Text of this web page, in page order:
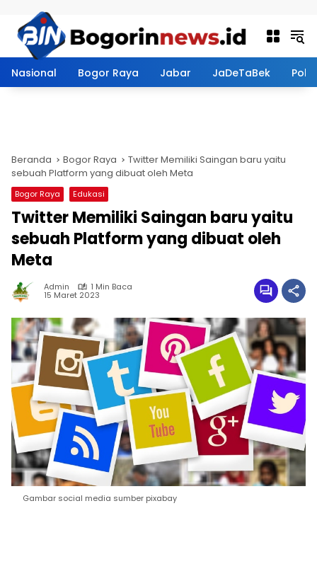
Nasional Bogor Raya Jabar JaDeTaBek
Beranda Bogor Raya
Twitter Memiliki Saingan baru yaitu
sebuah Platform yang dibuat oleh Meta
Bogor Raya Edukasi
Twitter Memiliki Saingan baru yaitu
sebuah Platform yang dibuat oleh
Meta
Admin 1 Min Baca
15 Maret 2023
Gambar social media sumber pixabay